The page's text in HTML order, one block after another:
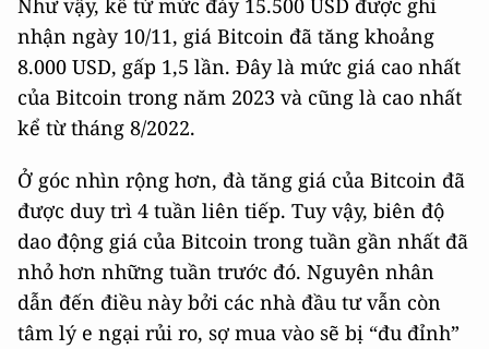
Như vậy, kể từ mức đáy 15.500 USD được ghi
nhận ngày 10/11, giá Bitcoin đã tăng khoảng
8.000 USD, gấp 1,5 lần. Đây là mức giá cao nhất
của Bitcoin trong năm 2023 và cũng là cao nhất
kể từ tháng 8/2022.
Ở góc nhìn rộng hơn, đà tăng giá của Bitcoin đã
được duy trì 4 tuần liên tiếp. Tuy vậy, biên độ
dao động giá của Bitcoin trong tuần gần nhất đã
nhỏ hơn những tuần trước đó. Nguyên nhân
dẫn đến điều này bởi các nhà đầu tư vẫn còn
tâm lý e ngại rủi ro, sợ mua vào sẽ bị “đu đỉnh”